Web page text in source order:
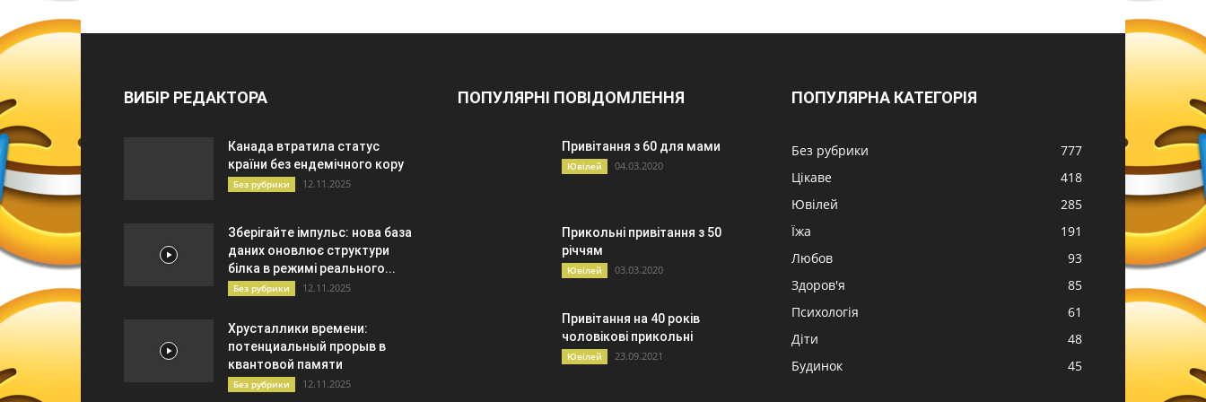
ВИБІР РЕДАКТОРА
Канада втратила статус
країни без ендемічного кору
Без рубрики 12.11.2025
Зберігайте імпульс: нова база
даних оновлює структури
білка в режимі реального...
Без рубрики 12.11.2025
Хрусталлики времени:
потенциальный прорыв в
квантовой памяти
Без рубрики 12.11.2025
ПОПУЛЯРНІ ПОВІДОМЛЕННЯ
Привітання з 60 для мами
Ювілей 04.03.2020
Прикольні привітання з 50
річчям
Ювілей 03.03.2020
Привітання на 40 років
чоловікові прикольні
Ювілей 23.09.2021
ПОПУЛЯРНА КАТЕГОРІЯ
Без рубрики
777
Цікаве
418
Ювілей
285
Їжа
191
Любов
93
Здоров'я
85
Психологія
61
Діти
48
Будинок
45